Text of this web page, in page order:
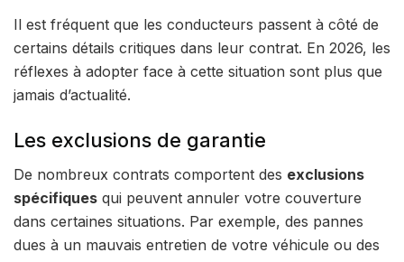
Il est fréquent que les conducteurs passent à côté de
certains détails critiques dans leur contrat. En 2026, les
réflexes à adopter face à cette situation sont plus que
jamais d’actualité.
Les exclusions de garantie
De nombreux contrats comportent des exclusions
spécifiques qui peuvent annuler votre couverture
dans certaines situations. Par exemple, des pannes
dues à un mauvais entretien de votre véhicule ou des